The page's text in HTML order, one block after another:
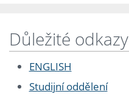
Důležité odkazy
ENGLISH
Studijní oddělení